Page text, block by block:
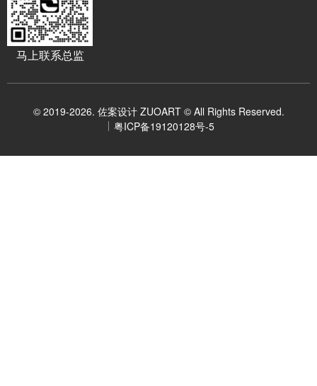
马上联系总监
© 2019-2026. 佐案设计 ZUOART © All Rights Reserved.
粤ICP备19120128号-5